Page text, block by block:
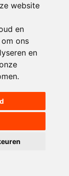
website
en
ons
en
2024